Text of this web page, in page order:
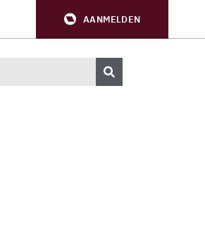
AANMELDEN